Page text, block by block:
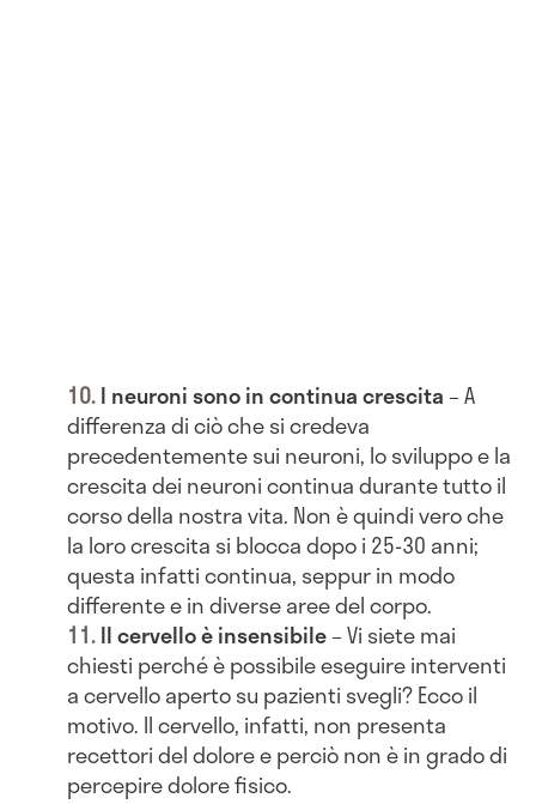
I neuroni sono in continua crescita – A
differenza di ciò che si credeva
precedentemente sui neuroni, lo sviluppo e la
crescita dei neuroni continua durante tutto il
corso della nostra vita. Non è quindi vero che
la loro crescita si blocca dopo i 25-30 anni;
questa infatti continua, seppur in modo
differente e in diverse aree del corpo.
Il cervello è insensibile– Vi siete mai
chiesti perché è possibile eseguire interventi
a cervello aperto su pazienti svegli? Ecco il
motivo. Il cervello, infatti, non presenta
recettori del dolore e perciò non è in grado di
percepire dolore fisico.